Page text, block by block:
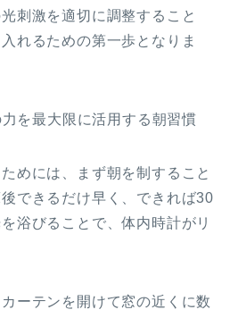
刺激を適切に調整すること
れるための第一歩となりま
を最大限に活用する朝習慣
めには、まず朝を制すること
できるだけ早く、できれば30
浴びることで、体内時計がリ
ーテンを開けて窓の近くに数